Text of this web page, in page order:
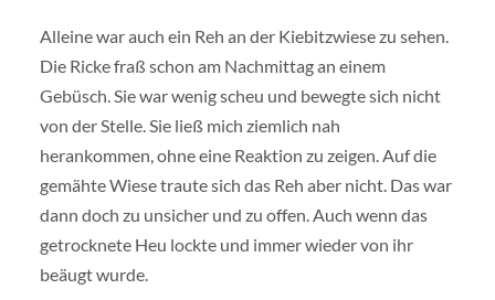
Alleine war auch ein Reh an der Kiebitzwiese zu sehen.
Die Ricke fraß schon am Nachmittag an einem
Gebüsch. Sie war wenig scheu und bewegte sich nicht
von der Stelle. Sie ließ mich ziemlich nah
herankommen, ohne eine Reaktion zu zeigen. Auf die
gemähte Wiese traute sich das Reh aber nicht. Das war
dann doch zu unsicher und zu offen. Auch wenn das
getrocknete Heu lockte und immer wieder von ihr
beäugt wurde.